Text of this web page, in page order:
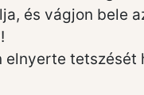
és vágjon bele
elnyerte tetszését